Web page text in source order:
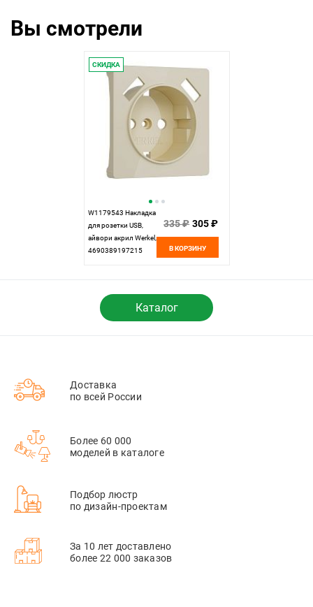
Вы смотрели
СКИДКА
W1179543 Накладка
для розетки USB,
айвори акрил Werkel,
4690389197215
335 ₽ 305 ₽
В КОРЗИНУ
Каталог
Доставка
по всей России
Более 60 000
моделей в каталоге
Подбор люстр
по дизайн-проектам
За 10 лет доставлено
более 22 000 заказов